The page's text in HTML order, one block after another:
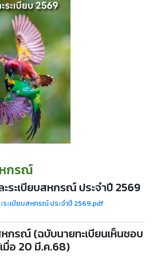
กรณ์
ะระเบียบสหกรณ์ ประจำปี 2569
ระเบียบสหกรณ์ ประจำปี 2569.pdf
กรณ์ (ฉบับนายทะเบียนเห็นชอบ
มื่อ 20 มี.ค.68)